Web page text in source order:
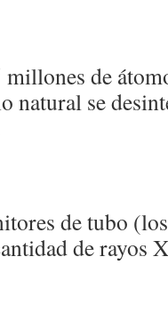
de
natural se
de tubo
de rayos